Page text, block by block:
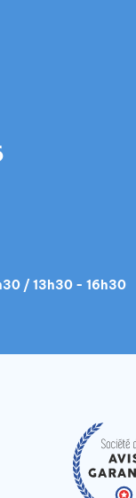
/ 13h30 - 16h30